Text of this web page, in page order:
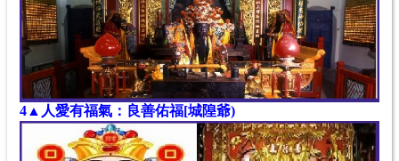
4▲人愛有福氣：良善佑福[城隍爺)